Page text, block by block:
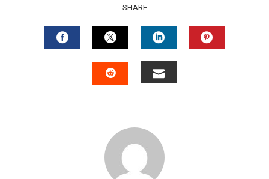
SHARE
FACEBOOKTWITTERLINKEDIN